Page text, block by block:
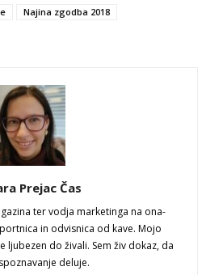
Najina zgodba 2018
Prejac Čas
ter vodja marketinga na ona-
in odvisnica od kave. Mojo
ljubezen do živali. Sem živ dokaz, da
deluje.